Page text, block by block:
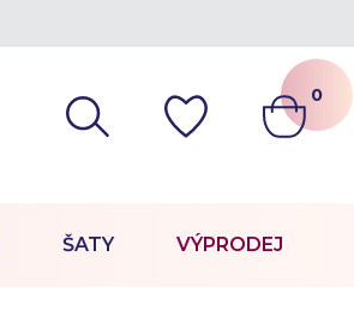
0
ŠATY VÝPRODEJ